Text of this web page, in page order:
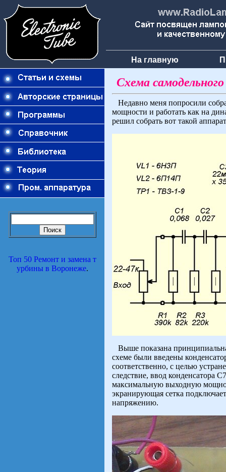
На главную
Топ 50 Ремонт и замена т
урбины в Воронеже.
Схема
Недавно меня попросили
мощности и работать как на
решил собрать вот такой
Выше показана
схеме были введены
соответственно, с целью
следствие, ввод конденсатора
максимальную выходную
экранирующая сетка
напряжению.